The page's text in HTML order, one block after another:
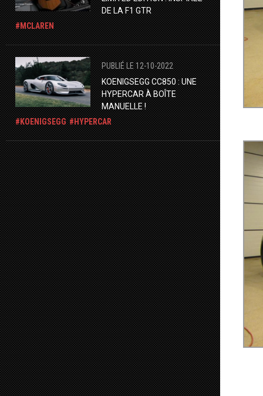
DE LA F1 GTR
MCLAREN
PUBLIÉ LE 12-10-2022
KOENIGSEGG CC850 : UNE
HYPERCAR À BOÎTE
MANUELLE !
KOENIGSEGG
HYPERCAR